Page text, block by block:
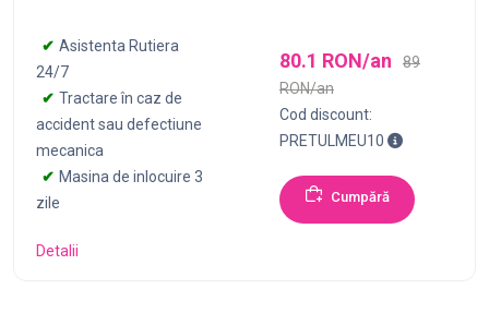
Asistenta Rutiera
24/7
Tractare în caz de
accident sau defectiune
mecanica
Masina de inlocuire 3
zile
Detalii
80.1 RON/an
89
RON/an
Cod discount:
PRETULMEU10
Pentru
Cumpără